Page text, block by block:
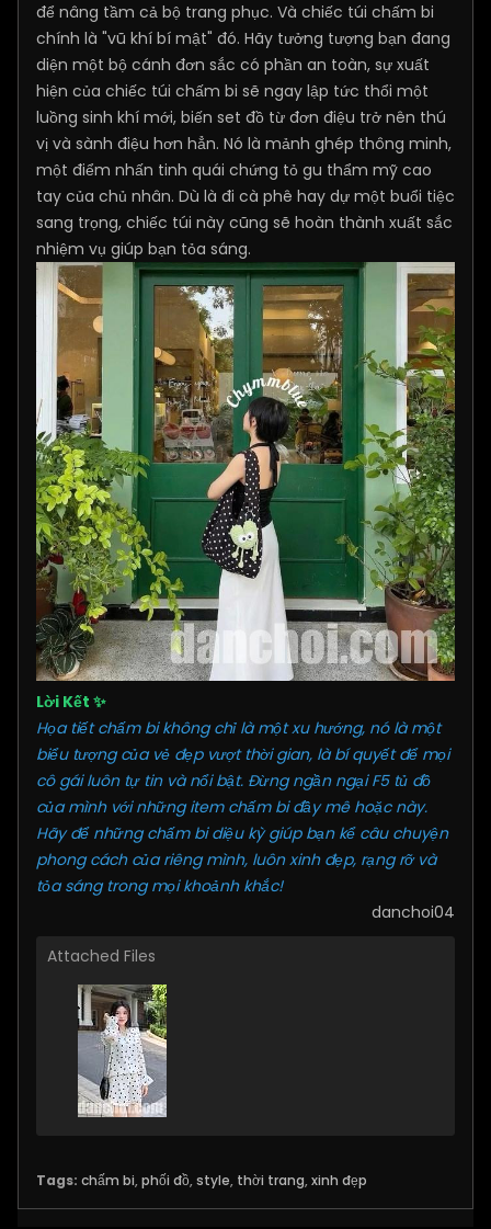
để nâng tầm cả bộ trang phục. Và chiếc túi chấm bi
chính là "vũ khí bí mật" đó. Hãy tưởng tượng bạn đang
diện một bộ cánh đơn sắc có phần an toàn, sự xuất
hiện của chiếc túi chấm bi sẽ ngay lập tức thổi một
luồng sinh khí mới, biến set đồ từ đơn điệu trở nên thú
vị và sành điệu hơn hẳn. Nó là mảnh ghép thông minh,
một điểm nhấn tinh quái chứng tỏ gu thẩm mỹ cao
tay của chủ nhân. Dù là đi cà phê hay dự một buổi tiệc
sang trọng, chiếc túi này cũng sẽ hoàn thành xuất sắc
nhiệm vụ giúp bạn tỏa sáng.
Lời Kết ✨
Họa tiết chấm bi không chỉ là một xu hướng, nó là một
biểu tượng của vẻ đẹp vượt thời gian, là bí quyết để mọi
cô gái luôn tự tin và nổi bật. Đừng ngần ngại F5 tủ đồ
của mình với những item chấm bi đầy mê hoặc này.
Hãy để những chấm bi diệu kỳ giúp bạn kể câu chuyện
phong cách của riêng mình, luôn xinh đẹp, rạng rỡ và
tỏa sáng trong mọi khoảnh khắc!
danchoi04
Attached Files
Tags: chấm bi, phối đồ, style, thời trang, xinh đẹp